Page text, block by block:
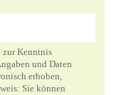
zur Kenntnis
und Daten
erhoben,
Sie können